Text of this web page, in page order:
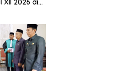
XII 2026 di